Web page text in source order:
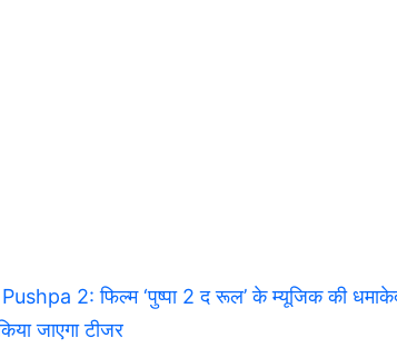
Pushpa 2: फिल्म ‘पुष्पा 2 द रूल’ के म्यूजिक की
जाएगा टीजर